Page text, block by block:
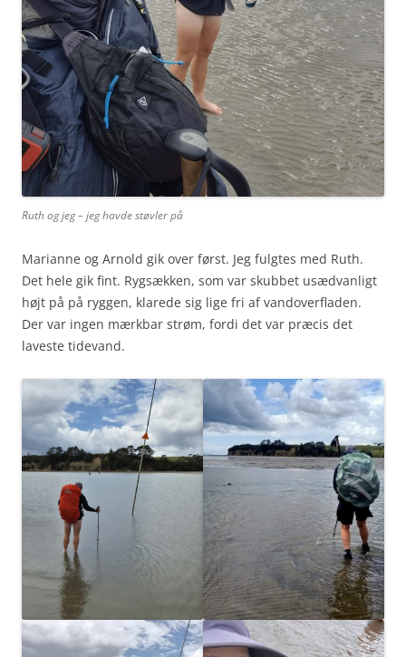
Ruth og jeg – jeg havde støvler på
Marianne og Arnold gik over først. Jeg fulgtes med Ruth.
Det hele gik fint. Rygsækken, som var skubbet usædvanligt
højt på på ryggen, klarede sig lige fri af vandoverfladen.
Der var ingen mærkbar strøm, fordi det var præcis det
laveste tidevand.